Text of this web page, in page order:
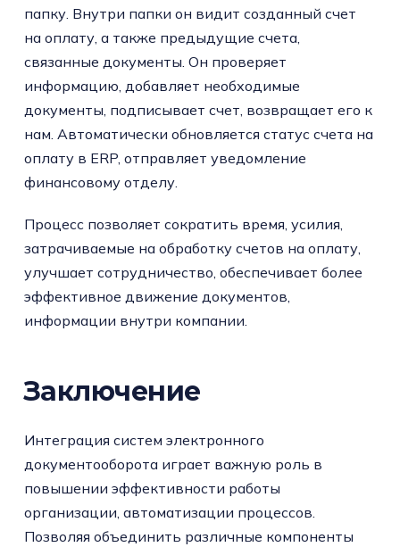
папку. Внутри папки он видит созданный счет
на оплату, а также предыдущие счета,
связанные документы. Он проверяет
информацию, добавляет необходимые
документы, подписывает счет, возвращает его к
нам. Автоматически обновляется статус счета на
оплату в ERP, отправляет уведомление
финансовому отделу.
Процесс позволяет сократить время, усилия,
затрачиваемые на обработку счетов на оплату,
улучшает сотрудничество, обеспечивает более
эффективное движение документов,
информации внутри компании.
Заключение
Интеграция систем электронного
документооборота играет важную роль в
повышении эффективности работы
организации, автоматизации процессов.
Позволяя объединить различные компоненты